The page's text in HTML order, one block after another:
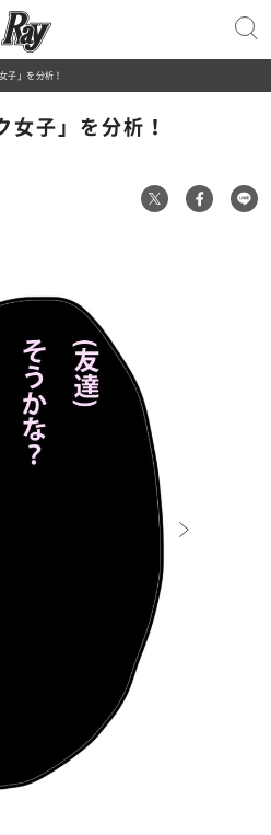
子」を分析！
子」を分析！